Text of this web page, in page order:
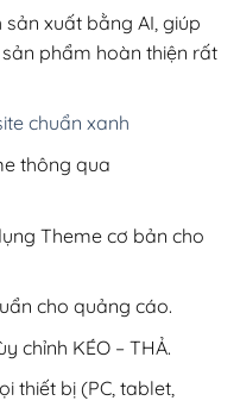
220,000₫.
xuất bằng AI, giúp
phẩm hoàn thiện rất
chuẩn xanh
thông qua
Theme cơ bản cho
cho quảng cáo.
chỉnh KÉO – THẢ.
thiết bị (PC, tablet,